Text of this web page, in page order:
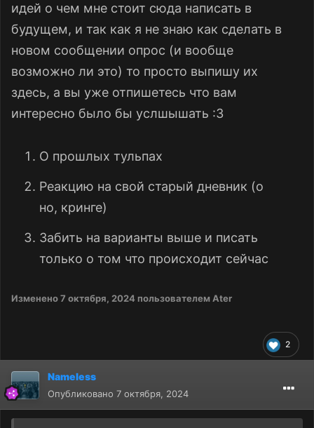
идей о чем мне стоит сюда написать в
будущем, и так как я не знаю как сделать в
новом сообщении опрос (и вообще
возможно ли это) то просто выпишу их
здесь, а вы уже отпишетесь что вам
интересно было бы услшышать :3
О прошлых тульпах
Реакцию на свой старый дневник (о
но, кринге)
Забить на варианты выше и писать
только о том что происходит сейчас
Изменено7 октября, 2024 пользователем Ater
2
Nameless
Опубликовано 7 октября, 2024